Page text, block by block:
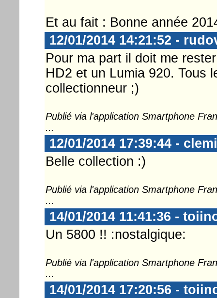
Et au fait : Bonne année
12/01/2014 14:21:52 -
Pour ma part il doit me
HD2 et un Lumia 920. Tous
collectionneur ;)
Publié via l'application Smartphone
...
12/01/2014 17:39:44 - clemi
Belle collection :)
Publié via l'application Smartphone
...
14/01/2014 11:41:36 -
Un 5800 !! :nostalgique:
Publié via l'application Smartphone
...
14/01/2014 17:20:56 -